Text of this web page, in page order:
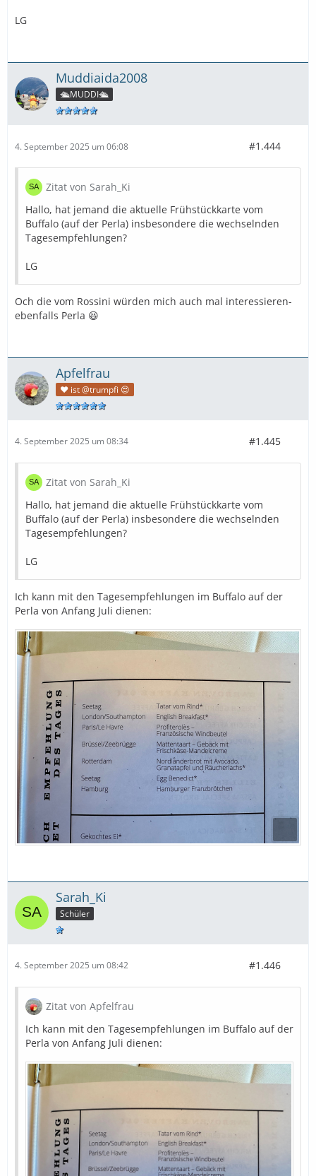
LG
Muddiaida2008
🛳️MUDDI🛳️
4. September 2025 um 06:08 #1.444
Zitat von Sarah_Ki
Hallo, hat jemand die aktuelle Frühstückkarte vom
Buffalo (auf der Perla) insbesondere die wechselnden
Tagesempfehlungen?
LG
Och die vom Rossini würden mich auch mal interessieren-
ebenfalls Perla 😆
Apfelfrau
❤️ ist @trumpfi 😍
4. September 2025 um 08:34 #1.445
Zitat von Sarah_Ki
Hallo, hat jemand die aktuelle Frühstückkarte vom
Buffalo (auf der Perla) insbesondere die wechselnden
Tagesempfehlungen?
LG
Ich kann mit den Tagesempfehlungen im Buffalo auf der
Perla von Anfang Juli dienen:
Sarah_Ki
Schüler
4. September 2025 um 08:42 #1.446
Zitat von Apfelfrau
Ich kann mit den Tagesempfehlungen im Buffalo auf der
Perla von Anfang Juli dienen: